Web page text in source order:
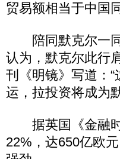
贸易额相当于中国
陪同默克尔一同
认为，默克尔此行
刊《明镜》写道：
运，拉投资将成为
据英国《金融时
22%，达650亿欧